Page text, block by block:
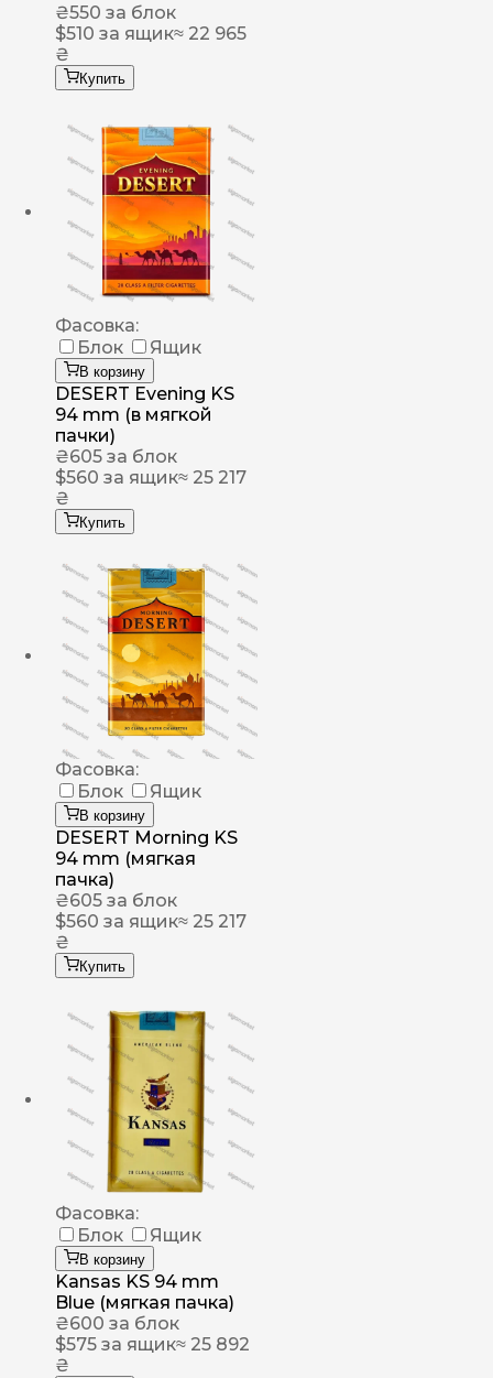
₴550 за блок
$510 за ящик≈ 22 965
₴
Купить
Фасовка:
Блок
Ящик
В корзину
DESERT Evening KS
94 mm (в мягкой
пачки)
₴605 за блок
$560 за ящик≈ 25 217
₴
Купить
Фасовка:
Блок
Ящик
В корзину
DESERT Morning KS
94 mm (мягкая
пачка)
₴605 за блок
$560 за ящик≈ 25 217
₴
Купить
Фасовка:
Блок
Ящик
В корзину
Kansas KS 94 mm
Blue (мягкая пачка)
₴600 за блок
$575 за ящик≈ 25 892
₴